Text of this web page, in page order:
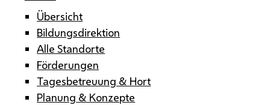
Übersicht
Bildungsdirektion
Alle Standorte
Förderungen
Tagesbetreuung & Hort
Planung & Konzepte